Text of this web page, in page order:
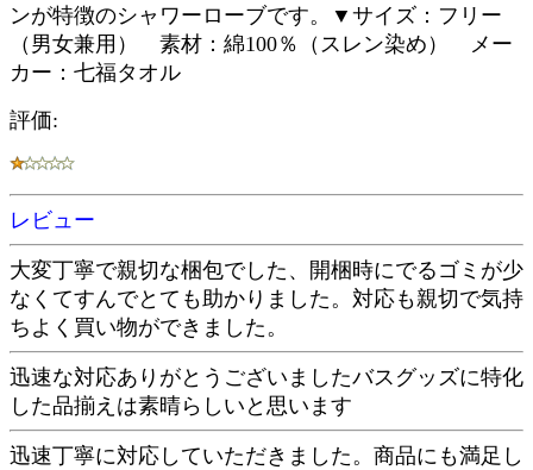
ンが特徴のシャワーローブです。▼サイズ：フリー
（男女兼用） 素材：綿100％（スレン染め） メー
カー：七福タオル
評価:
レビュー
大変丁寧で親切な梱包でした、開梱時にでるゴミが少
なくてすんでとても助かりました。対応も親切で気持
ちよく買い物ができました。
迅速な対応ありがとうございましたバスグッズに特化
した品揃えは素晴らしいと思います
迅速丁寧に対応していただきました。商品にも満足し